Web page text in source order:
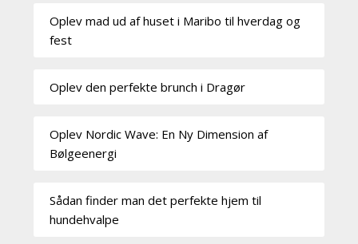
Oplev mad ud af huset i Maribo til hverdag og
fest
Oplev den perfekte brunch i Dragør
Oplev Nordic Wave: En Ny Dimension af
Bølgeenergi
Sådan finder man det perfekte hjem til
hundehvalpe